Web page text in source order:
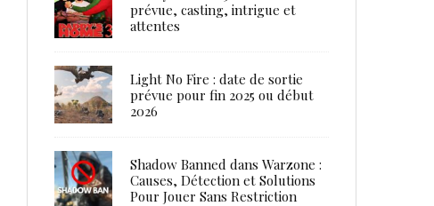
prévue, casting, intrigue et
attentes
Light No Fire : date de sortie
prévue pour fin 2025 ou début
2026
Shadow Banned dans Warzone :
Causes, Détection et Solutions
Pour Jouer Sans Restriction